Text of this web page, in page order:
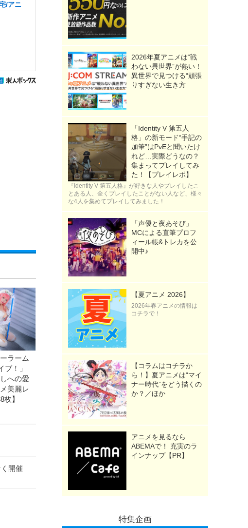
/アニ
ラーム
ブ！」
への愛
美麗レ
】
開催
2026年夏アニメは“戦
わない異世界”が熱い！
異世界で見つける“頑張
りすぎない生き方
「Identity V 第五人
格」の新モード“手記の
加筆”はPvEと聞いたけ
れど…実際どうなの？
集まってプレイしてみ
た！【プレイレポ】
『Identity V 第五人格』が好きな人やプレイしたこ
とある人、全くプレイしたことがない人など、様々
な4人を集めてプレイしてみました！
「声優と夜あそび」
MCによる直筆プロフ
ィール帳&トレカを公
開中♪
【夏アニメ 2026】
2026年春アニメの情報は
コチラで！
【コラムはコチラか
ら！】夏アニメは“マイ
ナー時代”をどう描くの
か？／ほか
アニメを見るなら
ABEMAで！ 充実のラ
インナップ【PR】
特集企画